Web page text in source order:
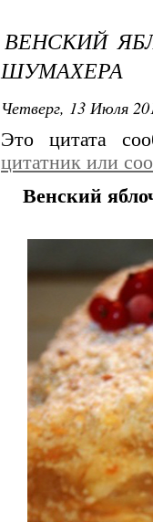
ВЕНСКИЙ
ШУМАХЕРА
Четверг, 13 Июля
Это цитата
цитатник или
Венский